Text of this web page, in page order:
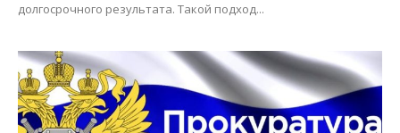
долгосрочного результата. Такой подход...